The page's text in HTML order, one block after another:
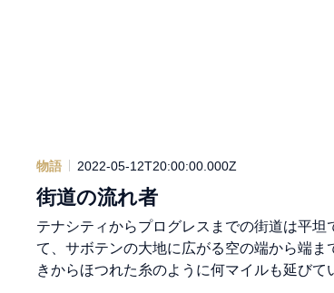
物語 2022-05-12T20:00:00.000Z
街道の流れ者
テナシティからプログレスまでの街道は平坦
て、サボテンの大地に広がる空の端から端ま
きからほつれた糸のように何マイルも延びて